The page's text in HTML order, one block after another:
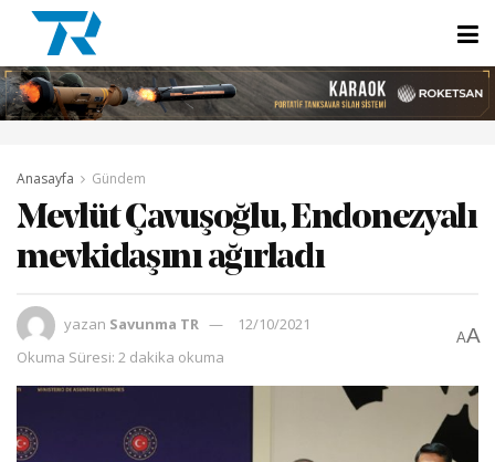
Anasayfa Gündem
Mevlüt Çavuşoğlu, Endonezyalı
mevkidaşını ağırladı
yazan Savunma TR
12/10/2021
Okuma Süresi: 2 dakika okuma
AA